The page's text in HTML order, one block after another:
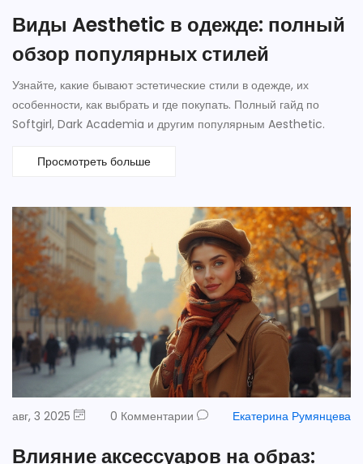
Виды Aesthetic в одежде: полный
обзор популярных стилей
Узнайте, какие бывают эстетические стили в одежде, их
особенности, как выбрать и где покупать. Полный гайд по
Softgirl, Dark Academia и другим популярным Aesthetic.
Просмотреть больше
авг, 3 2025 0 Комментарии Екатерина Румянцева
Влияние аксессуаров на образ: